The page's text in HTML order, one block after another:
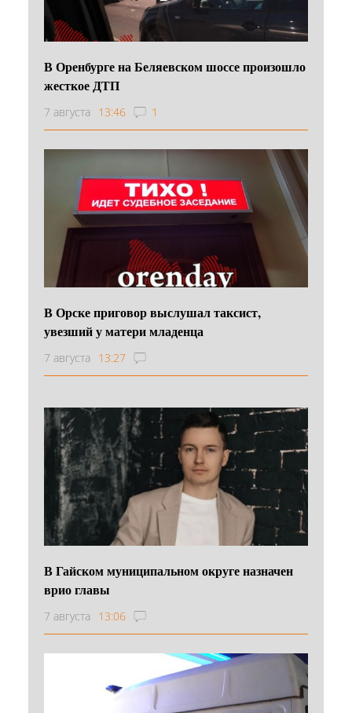
В Оренбурге на Беляевском шоссе произошло
жесткое ДТП
7 августа 13:46 1
В Орске приговор выслушал таксист,
увезший у матери младенца
7 августа 13:27
В Гайском муниципальном округе назначен
врио главы
7 августа 13:06